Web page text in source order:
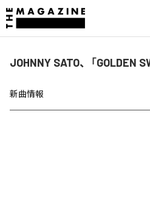
JOHNNY SATO、「GOLDEN
新曲情報